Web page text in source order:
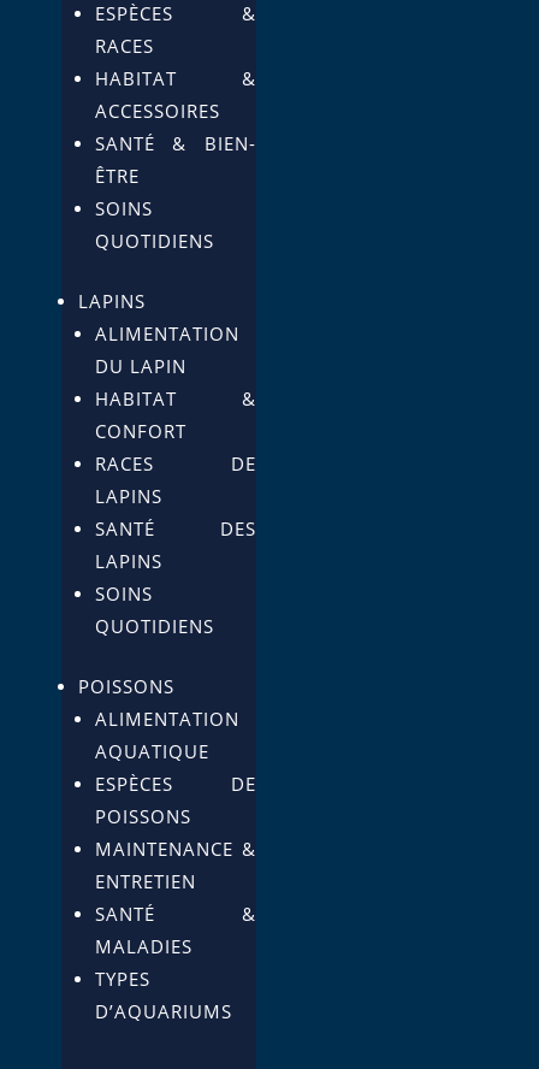
ESPÈCES &
RACES
HABITAT &
ACCESSOIRES
SANTÉ & BIEN-
ÊTRE
SOINS
QUOTIDIENS
LAPINS
ALIMENTATION
DU LAPIN
HABITAT &
CONFORT
RACES DE
LAPINS
SANTÉ DES
LAPINS
SOINS
QUOTIDIENS
POISSONS
ALIMENTATION
AQUATIQUE
ESPÈCES DE
POISSONS
MAINTENANCE &
ENTRETIEN
SANTÉ &
MALADIES
TYPES
D’AQUARIUMS